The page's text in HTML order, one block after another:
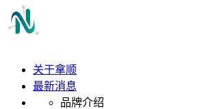
关于拿顺
最新消息
品牌介绍